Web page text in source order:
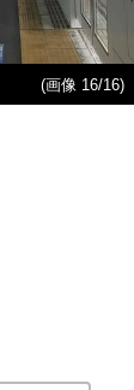
(画像 16/16)